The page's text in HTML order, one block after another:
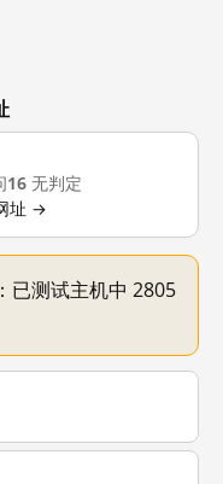
16 无判定
址 →
已测试主机中 2805